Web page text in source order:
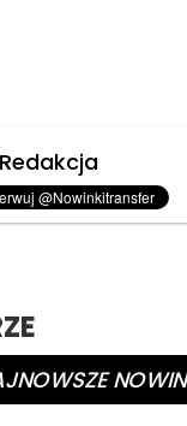
Redakcja